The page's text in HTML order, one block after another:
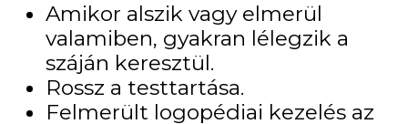
Amikor alszik vagy elmerül
valamiben, gyakran lélegzik a
száján keresztül.
Rossz a testtartása.
Felmerült logopédiai kezelés az